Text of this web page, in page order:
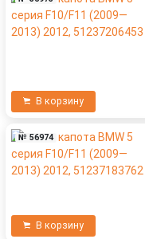
В корзину
№ 56974
В корзину